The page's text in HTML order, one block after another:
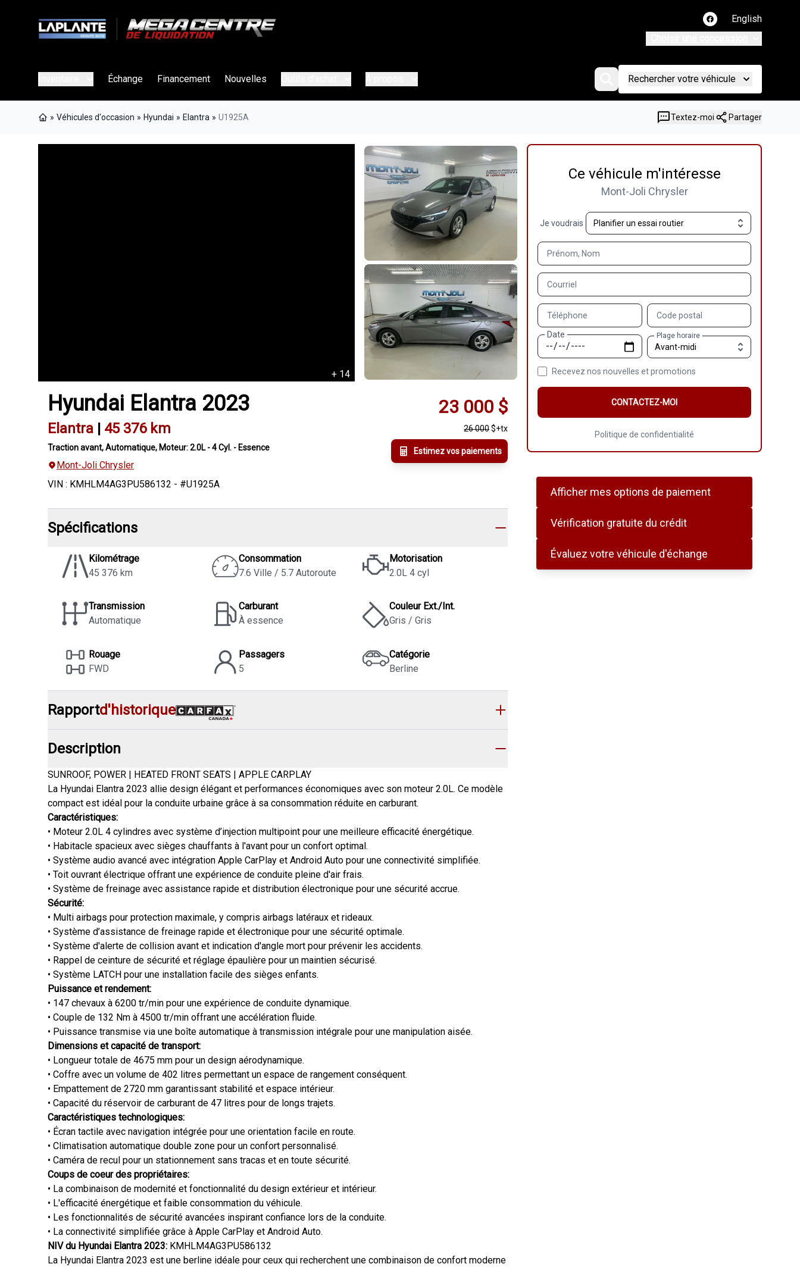
Lien vers notre page
English
Échange Financement Nouvelles Rechercher votre véhicule
» Véhicules d'occasion » Hyundai » Elantra » U1925A Textez-moi Partager
+ 14
Hyundai Elantra 2023
Elantra | 45 376 km
Traction avant, Automatique, Moteur: 2.0L - 4 Cyl. - Essence
Mont-Joli Chrysler
VIN : KMHLM4AG3PU586132 - #U1925A
23 000 $
26 000$+tx
Estimez vos paiements
Spécifications
Kilométrage
45 376 km
Consommation
7.6 Ville / 5.7 Autoroute
Motorisation
2.0L 4 cyl
Transmission
Automatique
Carburant
À essence
Couleur Ext./Int.
Gris / Gris
Rouage
FWD
Passagers
5
Catégorie
Berline
Rapportd'historique
Description
SUNROOF, POWER | HEATED FRONT SEATS | APPLE CARPLAY
La Hyundai Elantra 2023 allie design élégant et performances économiques avec son moteur 2.0L. Ce modèle
compact est idéal pour la conduite urbaine grâce à sa consommation réduite en carburant.
Caractéristiques:
• Moteur 2.0L 4 cylindres avec système d’injection multipoint pour une meilleure efficacité énergétique.
• Habitacle spacieux avec sièges chauffants à l'avant pour un confort optimal.
• Système audio avancé avec intégration Apple CarPlay et Android Auto pour une connectivité simplifiée.
• Toit ouvrant électrique offrant une expérience de conduite pleine d'air frais.
• Système de freinage avec assistance rapide et distribution électronique pour une sécurité accrue.
Sécurité:
• Multi airbags pour protection maximale, y compris airbags latéraux et rideaux.
• Système d’assistance de freinage rapide et électronique pour une sécurité optimale.
• Système d'alerte de collision avant et indication d'angle mort pour prévenir les accidents.
• Rappel de ceinture de sécurité et réglage épaulière pour un maintien sécurisé.
• Système LATCH pour une installation facile des sièges enfants.
Puissance et rendement:
• 147 chevaux à 6200 tr/min pour une expérience de conduite dynamique.
• Couple de 132 Nm à 4500 tr/min offrant une accélération fluide.
• Puissance transmise via une boîte automatique à transmission intégrale pour une manipulation aisée.
Dimensions et capacité de transport:
• Longueur totale de 4675 mm pour un design aérodynamique.
• Coffre avec un volume de 402 litres permettant un espace de rangement conséquent.
• Empattement de 2720 mm garantissant stabilité et espace intérieur.
• Capacité du réservoir de carburant de 47 litres pour de longs trajets.
Caractéristiques technologiques:
• Écran tactile avec navigation intégrée pour une orientation facile en route.
• Climatisation automatique double zone pour un confort personnalisé.
• Caméra de recul pour un stationnement sans tracas et en toute sécurité.
Coups de coeur des propriétaires:
• La combinaison de modernité et fonctionnalité du design extérieur et intérieur.
• L'efficacité énergétique et faible consommation du véhicule.
• Les fonctionnalités de sécurité avancées inspirant confiance lors de la conduite.
• La connectivité simplifiée grâce à Apple CarPlay et Android Auto.
NIV du Hyundai Elantra 2023: KMHLM4AG3PU586132
La Hyundai Elantra 2023 est une berline idéale pour ceux qui recherchent une combinaison de confort moderne
Ce véhicule m'intéresse
Mont-Joli Chrysler
Je voudrais
Prénom, Nom
Courriel
Téléphone
Code postal
Date
Plage horaire
Recevez nos nouvelles et promotions
CONTACTEZ-MOI
Politique de confidentialité
Afficher mes options de paiement
Vérification gratuite du crédit
Évaluez votre véhicule d'échange